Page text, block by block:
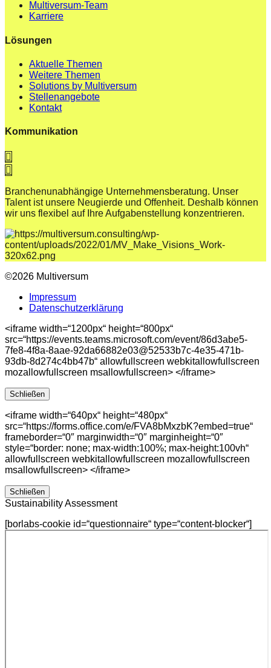
Multiversum-Team
Karriere
Lösungen
Aktuelle Themen
Weitere Themen
Solutions by Multiversum
Stellenangebote
Kontakt
Kommunikation
Branchenunabhängige Unternehmensberatung. Unser
Talent ist unsere Neugierde und Offenheit. Deshalb können
wir uns flexibel auf Ihre Aufgabenstellung konzentrieren.
©2026 Multiversum
Impressum
Datenschutzerklärung
<iframe width=“1200px“ height=“800px“
src=“https://events.teams.microsoft.com/event/86d3abe5-
7fe8-4f8a-8aae-92da66882e03@52533b7c-4e35-471b-
93db-8d274c4bb47b“ allowfullscreen webkitallowfullscreen
mozallowfullscreen msallowfullscreen> </iframe>
Schließen
<iframe width=“640px“ height=“480px“
src=“https://forms.office.com/e/FVA8bMxzbK?embed=true“
frameborder=“0″ marginwidth=“0″ marginheight=“0″
style=“border: none; max-width:100%; max-height:100vh“
allowfullscreen webkitallowfullscreen mozallowfullscreen
msallowfullscreen> </iframe>
Schließen
Sustainability Assessment
[borlabs-cookie id=“questionnaire“ type=“content-blocker“]